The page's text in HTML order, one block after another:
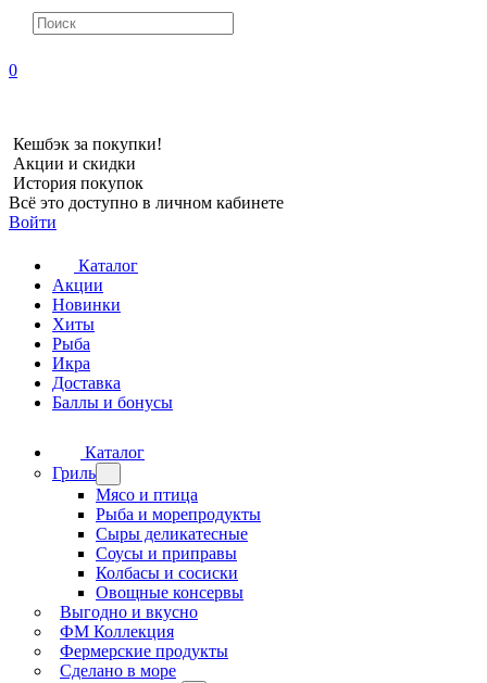
0
Кешбэк за покупки!
Акции и скидки
История покупок
Всё это доступно в личном кабинете
Войти
Каталог
Акции
Новинки
Хиты
Рыба
Икра
Доставка
Баллы и бонусы
Каталог
Гриль
Мясо и птица
Рыба и морепродукты
Сыры деликатесные
Соусы и приправы
Колбасы и сосиски
Овощные консервы
Выгодно и вкусно
ФМ Коллекция
Фермерские продукты
Сделано в море